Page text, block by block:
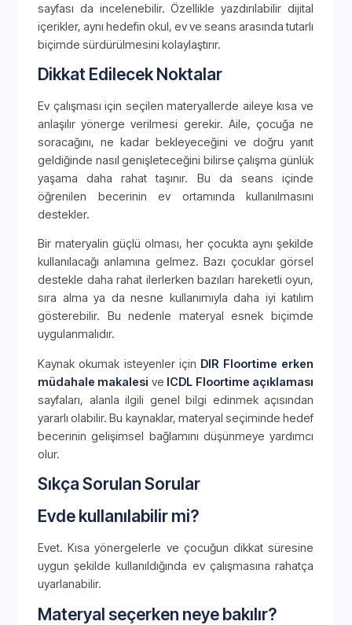
sayfası da incelenebilir. Özellikle yazdırılabilir dijital
içerikler, aynı hedefin okul, ev ve seans arasında tutarlı
biçimde sürdürülmesini kolaylaştırır.
Dikkat Edilecek Noktalar
Ev çalışması için seçilen materyallerde aileye kısa ve
anlaşılır yönerge verilmesi gerekir. Aile, çocuğa ne
soracağını, ne kadar bekleyeceğini ve doğru yanıt
geldiğinde nasıl genişleteceğini bilirse çalışma günlük
yaşama daha rahat taşınır. Bu da seans içinde
öğrenilen becerinin ev ortamında kullanılmasını
destekler.
Bir materyalin güçlü olması, her çocukta aynı şekilde
kullanılacağı anlamına gelmez. Bazı çocuklar görsel
destekle daha rahat ilerlerken bazıları hareketli oyun,
sıra alma ya da nesne kullanımıyla daha iyi katılım
gösterebilir. Bu nedenle materyal esnek biçimde
uygulanmalıdır.
Kaynak okumak isteyenler için DIR Floortime erken
müdahale makalesi ve ICDL Floortime açıklaması
sayfaları, alanla ilgili genel bilgi edinmek açısından
yararlı olabilir. Bu kaynaklar, materyal seçiminde hedef
becerinin gelişimsel bağlamını düşünmeye yardımcı
olur.
Sıkça Sorulan Sorular
Evde kullanılabilir mi?
Evet. Kısa yönergelerle ve çocuğun dikkat süresine
uygun şekilde kullanıldığında ev çalışmasına rahatça
uyarlanabilir.
Materyal seçerken neye bakılır?